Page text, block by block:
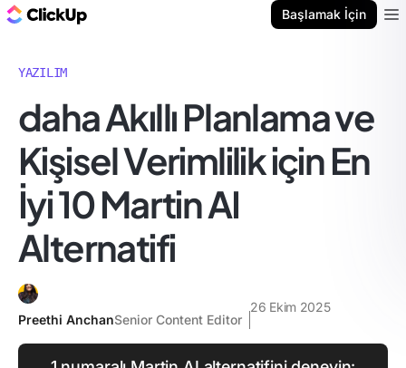
Başlamak İçin
YAZILIM
daha Akıllı Planlama ve
Kişisel Verimlilik için En
İyi 10 Martin AI
Alternatifi
Preethi AnchanSenior Content Editor
26 Ekim 2025